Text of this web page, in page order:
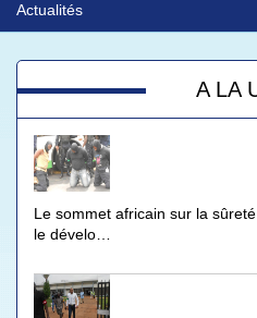
Actualités
A LA
Le sommet africain sur la
le dévelo…